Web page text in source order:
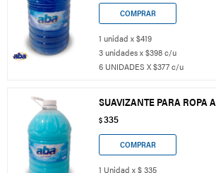
1 unidad x $419
3 unidades x $398 c/u
6 UNIDADES X $377 c/u
SUAVIZANTE PARA ROPA
$335
1 Unidad x $ 335